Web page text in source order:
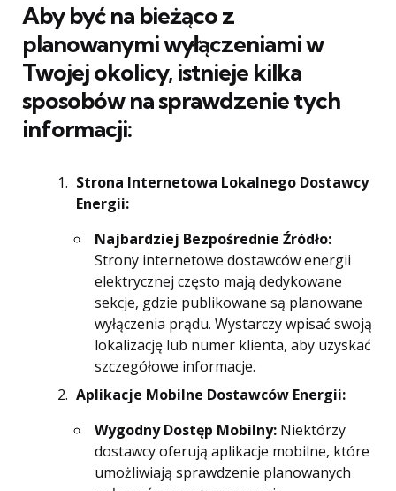
Aby być na bieżąco z
planowanymi wyłączeniami w
Twojej okolicy, istnieje kilka
sposobów na sprawdzenie tych
informacji:
Strona Internetowa Lokalnego Dostawcy
Energii:
Najbardziej Bezpośrednie Źródło:
Strony internetowe dostawców energii
elektrycznej często mają dedykowane
sekcje, gdzie publikowane są planowane
wyłączenia prądu. Wystarczy wpisać swoją
lokalizację lub numer klienta, aby uzyskać
szczegółowe informacje.
Aplikacje Mobilne Dostawców Energii:
Wygodny Dostęp Mobilny: Niektórzy
dostawcy oferują aplikacje mobilne, które
umożliwiają sprawdzenie planowanych